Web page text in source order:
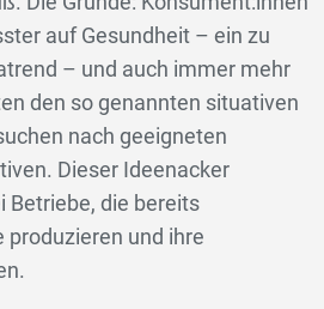
auf Gesundheit – ein zu
– und auch immer mehr
den so genannten situativen
nach geeigneten
Dieser Ideenacker
Betriebe, die bereits
produzieren und ihre